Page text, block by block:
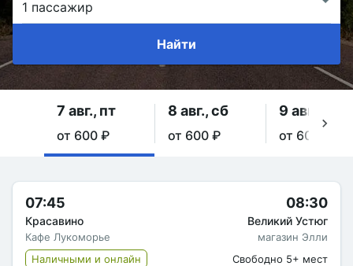
Найти
7 авг., пт
от 600 ₽
8 авг., сб
от 600 ₽
9 авг., вс
от 600 ₽
07:45
Красавино
Кафе Лукоморье
08:30
Великий Устюг
магазин Элли
Наличными и онлайн
Свободно 5+ мест